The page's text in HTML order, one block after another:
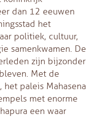
dan 12 eeuwen
het
politiek, cultuur,
samenkwamen. De
zijn bijzonder
Met de
paleis Mahasena
met enorme
een waar